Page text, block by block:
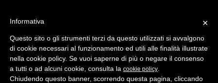
Indietro
×
Informativa
Questo sito o gli strumenti terzi da questo utilizzati si avvalgono
di cookie necessari al funzionamento ed utili alle finalità illustrate
nella cookie policy. Se vuoi saperne di più o negare il consenso
a tutti o ad alcuni cookie, consulta la cookie policy
Chiudendo questo banner, scorrendo questa pagina, cliccando